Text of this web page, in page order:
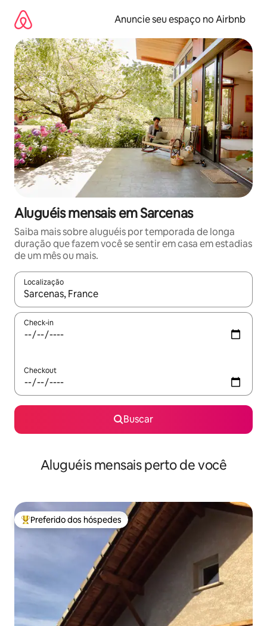
para
conteúdo
Anuncie seu espaço no Airbnb
Aluguéis mensais em Sarcenas
Saiba mais sobre aluguéis por temporada de longa
duração que fazem você se sentir em casa em estadias
de um mês ou mais.
Localização
Quando os resultados estiverem disponíveis, explore-os
Check-in
Checkout
Buscar
Aluguéis mensais perto de você
Entre os melhores preferidos dos hóspedes
Preferido dos hóspedes